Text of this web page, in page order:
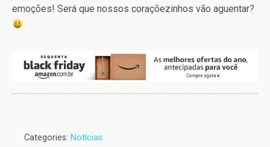
emoções! Será que nossos coraçõezinhos vão aguentar?
Categories: Notícias